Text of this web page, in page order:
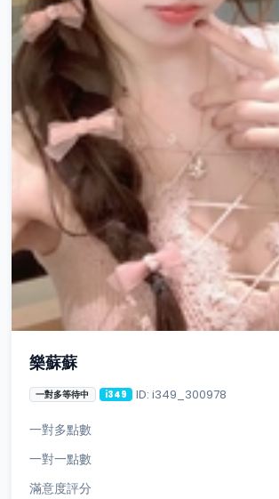
樂蘇蘇
一對多等待中 i349 ID: i349_300978
一對多點數
一對一點數
滿意度評分